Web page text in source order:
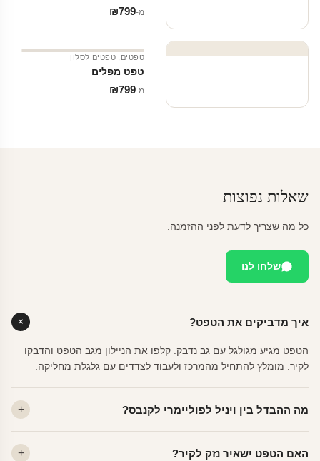
מ‑ ₪799
טפטים טפטים לסלון
טפט מפלים
מ‑ ₪799
שאלות נפוצות
כל מה שצריך לדעת לפני ההזמנה.
שלחו לנו
איך מדביקים את הטפט?
הטפט מגיע מגולגל עם גב נדבק. קלפו את הניילון מגב הטפט והדבקו
לקיר. מומלץ להתחיל מהמרכז ולעבוד לצדדים עם גלגלת מחליקה.
מה ההבדל בין ויניל לפוליימרי לקנבס?
פרמיום. קנבס — בד אמנותי יוקרתי, מט.
האם הטפט ישאיר נזק לקיר?